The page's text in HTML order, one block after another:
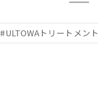
#ULTOWAトリートメント